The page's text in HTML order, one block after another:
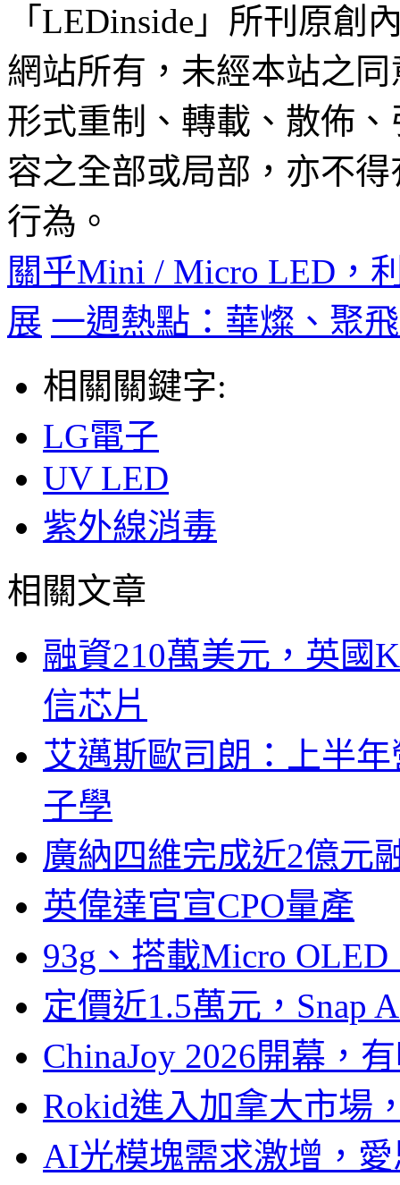
「LEDinside」所刊原創
網站所有，未經本站之
形式重制、轉載、散佈
容之全部或局部，亦不
行為。
關乎Mini / Micro LED，
展 一週熱點：華燦、聚
相關關鍵字:
LG電子
UV LED
紫外線消毒
相關文章
融資210萬美元，英國
信芯片
艾邁斯歐司朗：上半
子學
廣納四維完成近2億元
英偉達官宣CPO量產
93g、搭載Micro
定價近1.5萬元，Snap
ChinaJoy 2026開幕，
Rokid進入加拿大市場
AI光模塊需求激增，